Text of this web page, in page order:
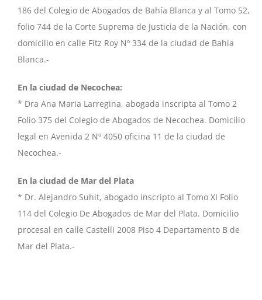
186 del Colegio de Abogados de Bahía Blanca y al Tomo 52,
folio 744 de la Corte Suprema de Justicia de la Nación, con
domicilio en calle Fitz Roy Nº 334 de la ciudad de Bahía
Blanca.-
En la ciudad de Necochea:
* Dra Ana Maria Larregina, abogada inscripta al Tomo 2
Folio 375 del Colegio de Abogados de Necochea. Domicilio
legal en Avenida 2 Nº 4050 oficina 11 de la ciudad de
Necochea.-
En la ciudad de Mar del Plata
* Dr. Alejandro Suhit, abogado inscripto al Tomo XI Folio
114 del Colegio De Abogados de Mar del Plata. Domicilio
procesal en calle Castelli 2008 Piso 4 Departamento B de
Mar del Plata.-